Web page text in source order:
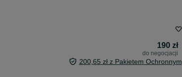
190 zł
do negocjacji
200,65 zł z Pakietem Ochronnym